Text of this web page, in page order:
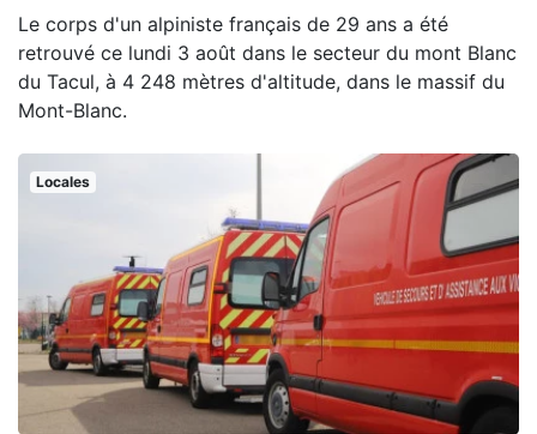
Le corps d'un alpiniste français de 29 ans a été
retrouvé ce lundi 3 août dans le secteur du mont Blanc
du Tacul, à 4 248 mètres d'altitude, dans le massif du
Mont-Blanc.
Locales